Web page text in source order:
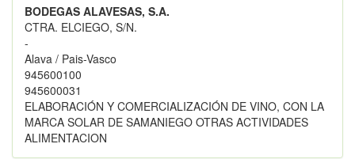
BODEGAS ALAVESAS, S.A.
CTRA. ELCIEGO, S/N.
-
Alava / Pais-Vasco
945600100
945600031
ELABORACIÓN Y COMERCIALIZACIÓN DE VINO, CON LA
MARCA SOLAR DE SAMANIEGO OTRAS ACTIVIDADES
ALIMENTACION